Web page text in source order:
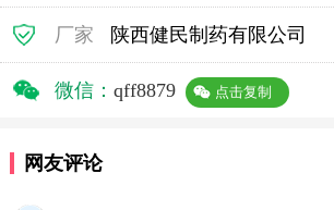
厂家 陕西健民制药有限公司
微信： qff8879 点击复制
网友评论